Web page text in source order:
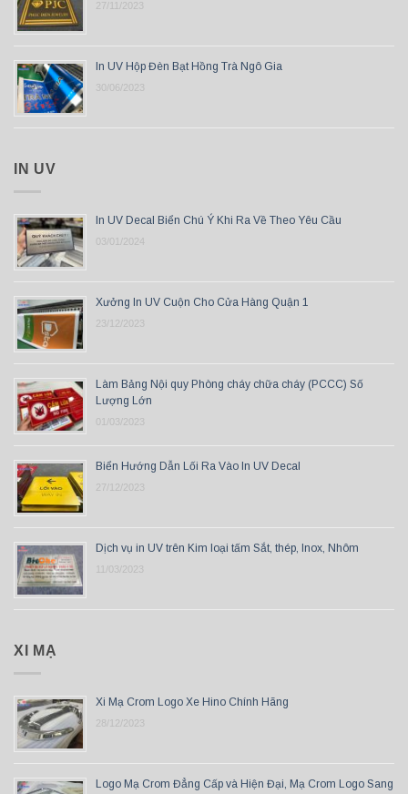
27/11/2023
In UV Hộp Đèn Bạt Hồng Trà Ngô Gia
30/06/2023
IN UV
In UV Decal Biển Chú Ý Khi Ra Về Theo Yêu Cầu
03/01/2024
Xưởng In UV Cuộn Cho Cửa Hàng Quận 1
23/12/2023
Làm Bảng Nội quy Phòng cháy chữa cháy (PCCC) Số
Lượng Lớn
01/03/2023
Biển Hướng Dẫn Lối Ra Vào In UV Decal
27/12/2023
Dịch vụ in UV trên Kim loại tấm Sắt, thép, Inox, Nhôm
11/03/2023
XI MẠ
Xi Mạ Crom Logo Xe Hino Chính Hãng
28/12/2023
Logo Mạ Crom Đẳng Cấp và Hiện Đại, Mạ Crom Logo Sang